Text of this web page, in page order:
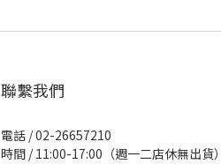
聯繫我們
電話 / 02-26657210
時間 / 11:00-17:00（週一二店休無出貨）